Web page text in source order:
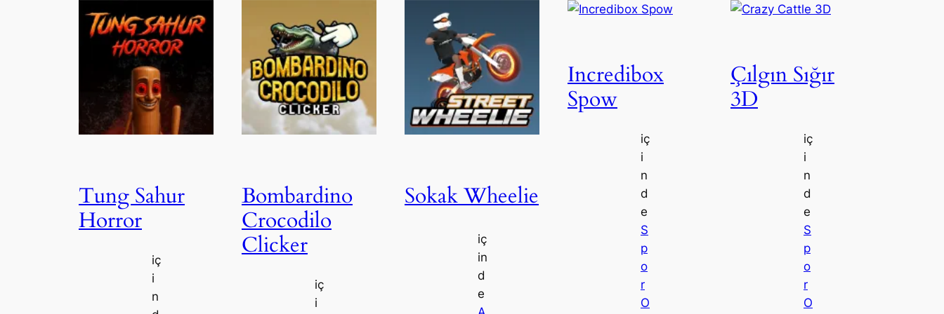
Tung Sahur
Horror
iç
i
n
Bombardino
Crocodilo
Clicker
iç
i
Sokak Wheelie
iç
in
d
e
Incredibox
Spow
iç
i
n
d
e
S
p
o
r
O
Çılgın Sığır
3D
iç
i
n
d
e
S
p
o
r
O